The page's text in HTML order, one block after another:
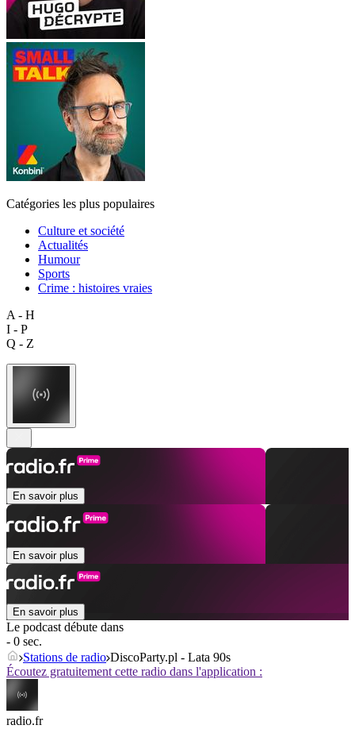
Catégories les plus populaires
Culture et société
Actualités
Humour
Sports
Crime : histoires vraies
A - H
I - P
Q - Z
En savoir plus
En savoir plus
En savoir plus
Le podcast débute dans
- 0 sec.
Stations de radio DiscoParty.pl - Lata 90s
Écoutez gratuitement cette radio dans l'application :
radio.fr